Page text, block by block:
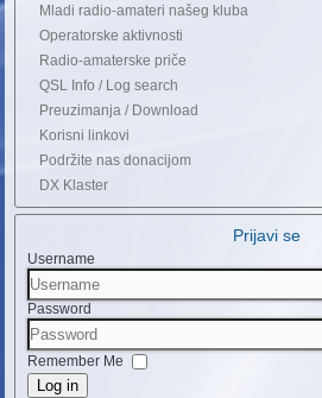
Mladi radio-amateri našeg kluba
Operatorske aktivnosti
Radio-amaterske priče
QSL Info / Log search
Preuzimanja / Download
Korisni linkovi
Podržite nas donacijom
DX Klaster
Prijavi se
Username
Password
Remember Me
Log in